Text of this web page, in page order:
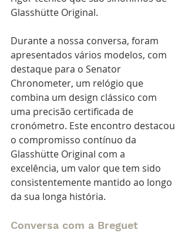
Glasshütte Original.
Durante a nossa conversa, foram
apresentados vários modelos, com
destaque para o Senator
Chronometer, um relógio que
combina um design clássico com
uma precisão certificada de
cronómetro. Este encontro destacou
o compromisso contínuo da
Glasshütte Original com a
excelência, um valor que tem sido
consistentemente mantido ao longo
da sua longa história.
Conversa com a Breguet